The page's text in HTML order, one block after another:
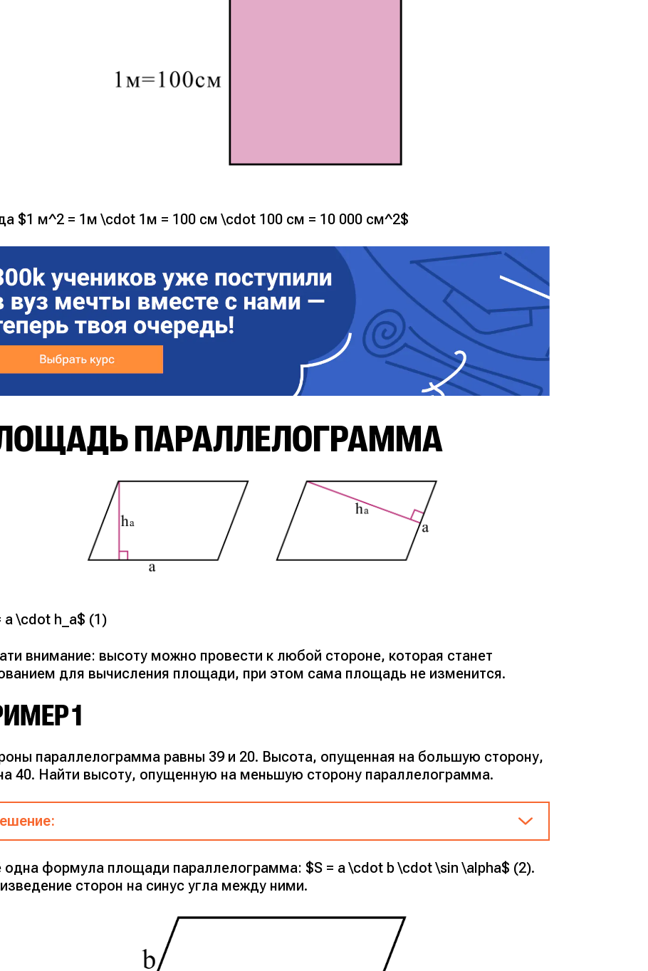
$1 м^2 = 1м \cdot 1м = 100 см \cdot 100 см = 10 000 см^2$
ПАРАЛЛЕЛОГРАММА
a \cdot h_a$ (1)
внимание: высоту можно провести к любой стороне, которая станет
для вычисления площади, при этом сама площадь не изменится.
1
параллелограмма равны 39 и 20. Высота, опущенная на большую сторону,
40. Найти высоту, опущенную на меньшую сторону параллелограмма.
a = 39, x — неизвестная высота. Тогда S = 3940 = 1560.
формула площади параллелограмма: $S = a \cdot b \cdot \sin \alpha$ (2).
сторон на синус угла между ними.